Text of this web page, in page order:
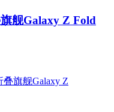
舰Galaxy Z Fold